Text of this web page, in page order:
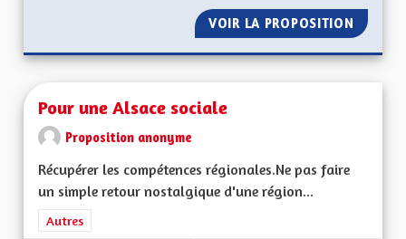
VOIR LA PROPOSITION
Pour une Alsace sociale
Proposition anonyme
Récupérer les compétences régionales.Ne pas faire
un simple retour nostalgique d'une région...
Filtrer les résultats de la catégorie : Autres
Autres